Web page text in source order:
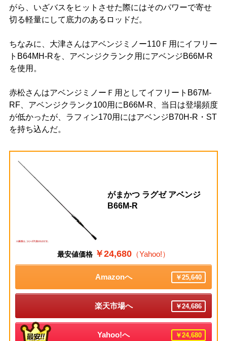
がら、いざバスをヒットさせた際にはそのパワーで寄せ
切る軽量にして底力のあるロッドだ。
ちなみに、大津さんはアベンジミノー110Ｆ用にイフリー
トB64MH-Rを、アベンジクランク用にアベンジB66M-R
を使用。
赤松さんはアベンジミノーＦ用としてイフリートB67M-
RF、アベンジクランク100用にB66M-R、当日は登場頻度
が低かったが、ラフィン170用にはアベンジB70H-R・ST
を持ち込んだ。
がまかつ ラグゼ アベンジ
B66M-R
最安値価格 ￥24,680 （Yahoo!）
Amazonへ ￥25,640
楽天市場へ ￥24,686
Yahoo!へ ￥24,680